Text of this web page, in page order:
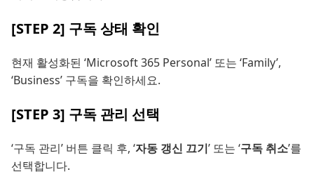
[STEP 2] 구독 상태 확인
현재 활성화된 ‘Microsoft 365 Personal’ 또는 ‘Family’,
‘Business’ 구독을 확인하세요.
[STEP 3] 구독 관리 선택
‘구독 관리’ 버튼 클릭 후, ‘자동 갱신 끄기’ 또는 ‘구독 취소’를
선택합니다.